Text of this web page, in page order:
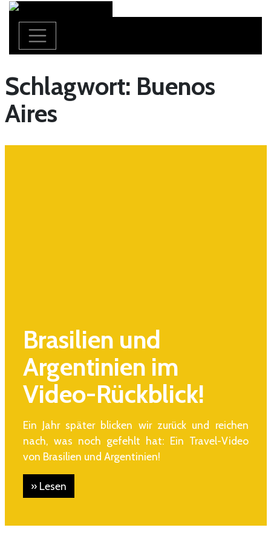
Schlagwort: Buenos
Aires
Brasilien und
Argentinien im
Video-Rückblick!
Ein Jahr später blicken wir zurück und reichen
nach, was noch gefehlt hat: Ein Travel-Video
von Brasilien und Argentinien!
» Lesen